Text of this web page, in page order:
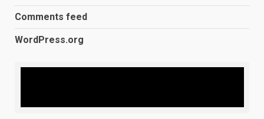
खेल महाकुंभ 2026- 01 सितंबर से
प्रशिक्षण
Comments feed
WordPress.org